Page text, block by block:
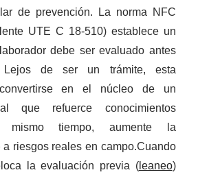
de prevención. La norma NFC
UTE C 18‑510) establece un
debe ser evaluado antes
de ser un trámite, esta
en el núcleo de un
que refuerce conocimientos
tiempo, aumente la
riesgos reales en campo.Cuando
la evaluación previa (leaneo)